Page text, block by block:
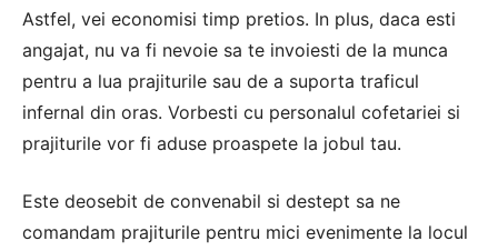
Astfel, vei economisi timp pretios. In plus, daca esti
angajat, nu va fi nevoie sa te invoiesti de la munca
pentru a lua prajiturile sau de a suporta traficul
infernal din oras. Vorbesti cu personalul cofetariei si
prajiturile vor fi aduse proaspete la jobul tau.
Este deosebit de convenabil si destept sa ne
comandam prajiturile pentru mici evenimente la locul